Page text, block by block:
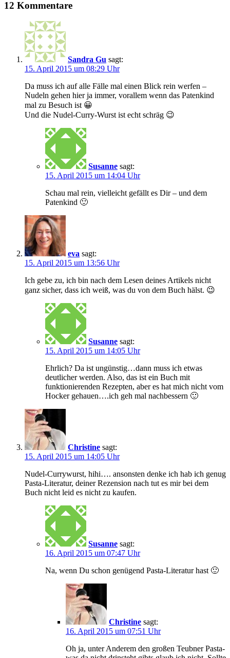
12 Kommentare
Sandra Gu sagt:
15. April 2015 um 08:29 Uhr
Da muss ich auf alle Fälle mal einen Blick rein werfen –
Nudeln gehen hier ja immer, vorallem wenn das Patenkind
mal zu Besuch ist 😀
Und die Nudel-Curry-Wurst ist echt schräg 😉
Susanne sagt:
15. April 2015 um 14:04 Uhr
Schau mal rein, vielleicht gefällt es Dir – und dem
Patenkind 🙂
eva sagt:
15. April 2015 um 13:56 Uhr
Ich gebe zu, ich bin nach dem Lesen deines Artikels nicht
ganz sicher, dass ich weiß, was du von dem Buch hälst. 😉
Susanne sagt:
15. April 2015 um 14:05 Uhr
Ehrlich? Da ist ungünstig…dann muss ich etwas
deutlicher werden. Also, das ist ein Buch mit
funktionierenden Rezepten, aber es hat mich nicht vom
Hocker gehauen….ich geh mal nachbessern 🙂
Christine sagt:
15. April 2015 um 14:05 Uhr
Nudel-Currywurst, hihi…. ansonsten denke ich hab ich genug
Pasta-Literatur, deiner Rezension nach tut es mir bei dem
Buch nicht leid es nicht zu kaufen.
Susanne sagt:
16. April 2015 um 07:47 Uhr
Na, wenn Du schon genügend Pasta-Literatur hast 🙂
Christine sagt:
16. April 2015 um 07:51 Uhr
Oh ja, unter Anderem den großen Teubner Pasta-